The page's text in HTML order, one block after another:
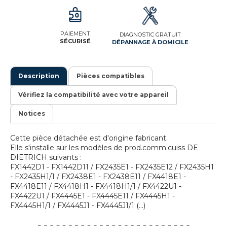
PAIEMENT
SÉCURISÉ
DIAGNOSTIC GRATUIT
DÉPANNAGE À DOMICILE
Description Pièces compatibles
Vérifiez la compatibilité avec votre appareil
Notices
Cette pièce détachée est d'origine fabricant.
Elle s'installe sur les modèles de prod.comm.cuiss DE
DIETRICH suivants :
FX1442D1 - FX1442D11 / FX2435E1 - FX2435E12 / FX2435H1
- FX2435H1/1 / FX2438E1 - FX2438E11 / FX4418E1 -
FX4418E11 / FX4418H1 - FX4418H1/1 / FX4422U1 -
FX4422U1 / FX4445E1 - FX4445E11 / FX4445H1 -
FX4445H1/1 / FX4445J1 - FX4445J1/1 (...)